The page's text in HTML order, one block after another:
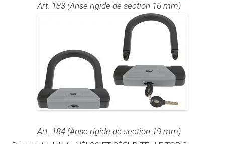
Art. 183 (Anse rigide de section 16 mm)
Art. 184 (Anse rigide de section 19 mm)